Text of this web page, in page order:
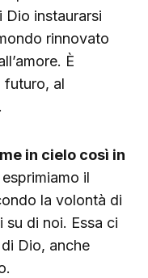
Dio instaurarsi
rinnovato
È
futuro, al
in cielo così in
il
la volontà di
di noi. Essa ci
Dio, anche